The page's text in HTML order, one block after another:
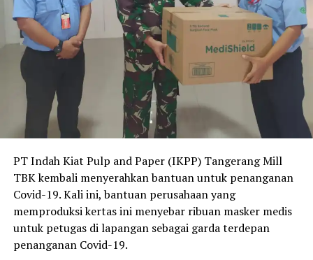
PT Indah Kiat Pulp and Paper (IKPP) Tangerang Mill
TBK kembali menyerahkan bantuan untuk penanganan
Covid-19. Kali ini, bantuan perusahaan yang
memproduksi kertas ini menyebar ribuan masker medis
untuk petugas di lapangan sebagai garda terdepan
penanganan Covid-19.